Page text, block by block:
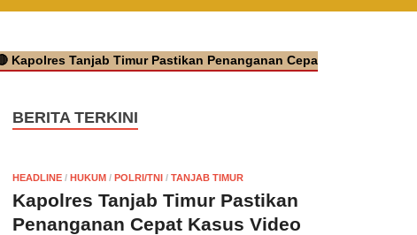
Tanjab Timur Pastikan Penanganan Cepat Kasus Video Viral
BERITA TERKINI
HEADLINE /HUKUM /POLRI/TNI /TANJAB TIMUR
Kapolres Tanjab Timur Pastikan
Penanganan Cepat Kasus Video